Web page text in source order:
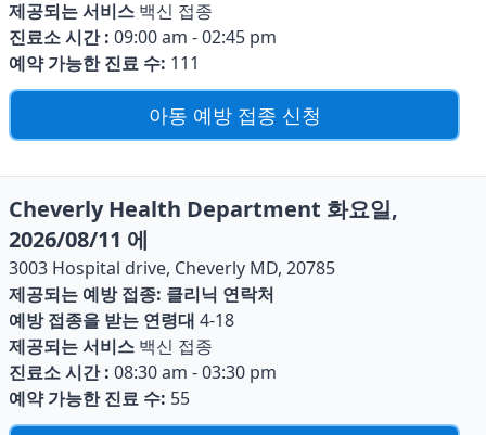
제공되는 서비스 백신 접종
진료소 시간 : 09:00 am - 02:45 pm
예약 가능한 진료 수: 111
아동 예방 접종 신청
Cheverly Health Department 화요일,
2026/08/11 에
3003 Hospital drive, Cheverly MD, 20785
제공되는 예방 접종: 클리닉 연락처
예방 접종을 받는 연령대 4-18
제공되는 서비스 백신 접종
진료소 시간 : 08:30 am - 03:30 pm
예약 가능한 진료 수: 55